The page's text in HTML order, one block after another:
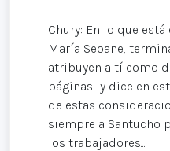
Chury: En lo que
María Seoane,
atribuyen a tí como
páginas- y dice en
de estas
siempre a Santucho
los trabajadores...